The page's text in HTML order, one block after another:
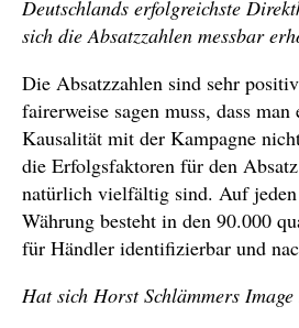
Deutschlands erfolgreichste
sich die Absatzzahlen messbar
Die Absatzzahlen sind sehr
fairerweise sagen muss, dass
Kausalität mit der Kampagne
die Erfolgsfaktoren für den
natürlich vielfältig sind. Auf
Währung besteht in den 90.000
für Händler identifizierbar und
Hat sich Horst Schlämmers